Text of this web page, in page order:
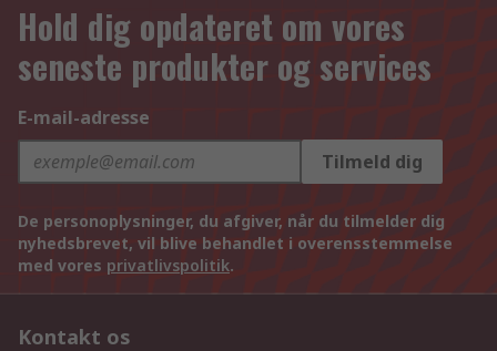
Hold dig opdateret om vores
seneste produkter og services
E-mail-adresse
Tilmeld dig
De personoplysninger, du afgiver, når du tilmelder dig
nyhedsbrevet, vil blive behandlet i overensstemmelse
med vores privatlivspolitik.
Kontakt os